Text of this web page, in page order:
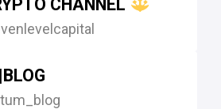
CHANNEL